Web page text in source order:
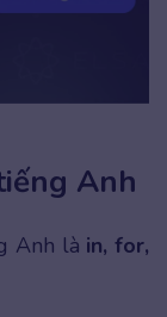
Anh
Anh là in, for,